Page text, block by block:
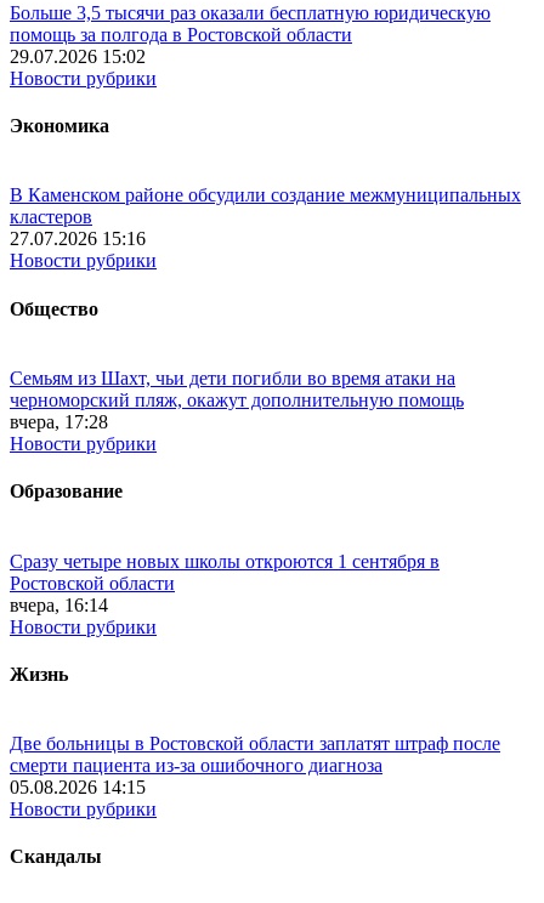
Больше 3,5 тысячи раз оказали бесплатную юридическую
помощь за полгода в Ростовской области
29.07.2026 15:02
Новости рубрики
Экономика
В Каменском районе обсудили создание межмуниципальных
кластеров
27.07.2026 15:16
Новости рубрики
Общество
Семьям из Шахт, чьи дети погибли во время атаки на
черноморский пляж, окажут дополнительную помощь
вчера, 17:28
Новости рубрики
Образование
Сразу четыре новых школы откроются 1 сентября в
Ростовской области
вчера, 16:14
Новости рубрики
Жизнь
Две больницы в Ростовской области заплатят штраф после
смерти пациента из-за ошибочного диагноза
05.08.2026 14:15
Новости рубрики
Скандалы